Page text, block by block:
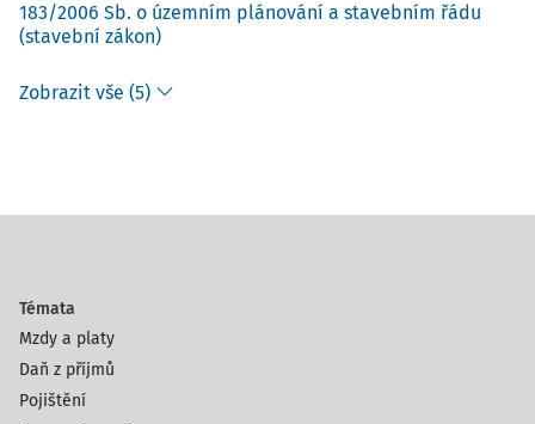
183/2006 Sb. o územním plánování a stavebním řádu
(stavební zákon)
Zobrazit vše (5)
Témata
Mzdy a platy
Daň z příjmů
Pojištění